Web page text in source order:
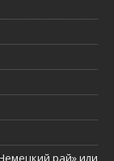
рай» или